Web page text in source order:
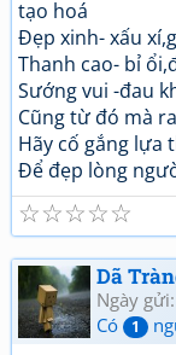
tạo hoá
Đẹp xinh- xấu
Thanh cao- bỉ
Sướng vui -đau
Cũng từ đó mà ra
Hãy cố gắng lựa
Để đẹp lòng
☆
☆
☆
☆
☆
Dã
Ngày
Có
1